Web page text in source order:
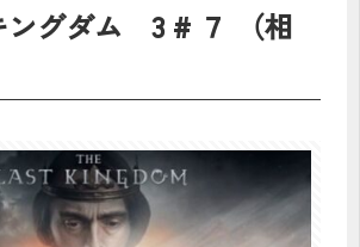
ングダム 3 # ７ （相